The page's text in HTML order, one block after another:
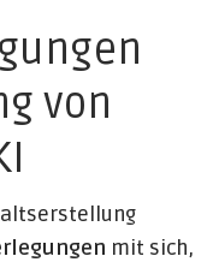
von
mit sich,